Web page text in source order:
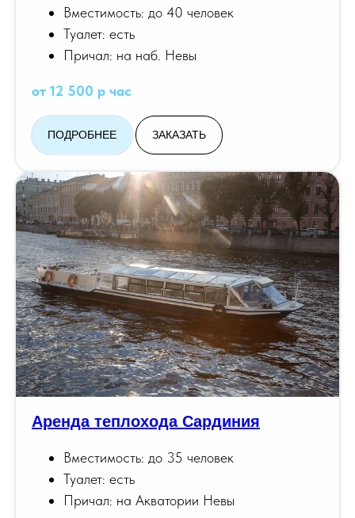
Вместимость: до 40 человек
Туалет: есть
Причал: на наб. Невы
от 12 500 р час
ПОДРОБНЕЕ ЗАКАЗАТЬ
Аренда теплохода Сардиния
Вместимость: до 35 человек
Туалет: есть
Причал: на Акватории Невы